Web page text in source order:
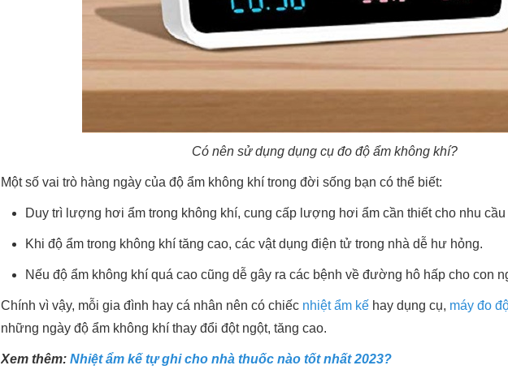
Có nên sử dụng dụng cụ đo độ ẩm không khí?
Một số vai trò hàng ngày của độ ẩm không khí trong đời sống bạn có thể biết:
Duy trì lượng hơi ẩm trong không khí, cung cấp lượng hơi ẩm cần thiết cho nhu cầu
Khi độ ẩm trong không khí tăng cao, các vật dụng điện tử trong nhà dễ hư hỏng.
Nếu độ ẩm không khí quá cao cũng dễ gây ra các bệnh về đường hô hấp cho con
Chính vì vậy, mỗi gia đình hay cá nhân nên có chiếc nhiệt ẩm kế hay dụng cụ, máy đo
những ngày độ ẩm không khí thay đổi đột ngột, tăng cao.
Xem thêm: Nhiệt ẩm kế tự ghi cho nhà thuốc nào tốt nhất 2023?